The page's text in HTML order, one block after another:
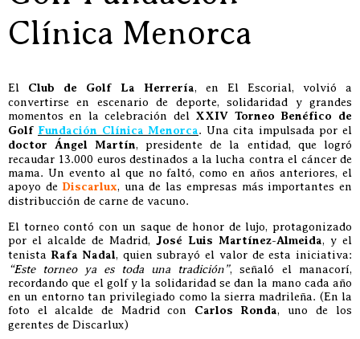
Clínica Menorca
El Club de Golf La Herrería, en El Escorial, volvió a
convertirse en escenario de deporte, solidaridad y grandes
momentos en la celebración del XXIV Torneo Benéfico de
Golf Fundación Clínica Menorca. Una cita impulsada por el
doctor Ángel Martín, presidente de la entidad, que logró
recaudar 13.000 euros destinados a la lucha contra el cáncer de
mama. Un evento al que no faltó, como en años anteriores, el
apoyo de Discarlux, una de las empresas más importantes en
distribucción de carne de vacuno.
El torneo contó con un saque de honor de lujo, protagonizado
por el alcalde de Madrid, José Luis Martínez-Almeida, y el
tenista Rafa Nadal, quien subrayó el valor de esta iniciativa:
“Este torneo ya es toda una tradición”, señaló el manacorí,
recordando que el golf y la solidaridad se dan la mano cada año
en un entorno tan privilegiado como la sierra madrileña. (En la
foto el alcalde de Madrid con Carlos Ronda, uno de los
gerentes de Discarlux)